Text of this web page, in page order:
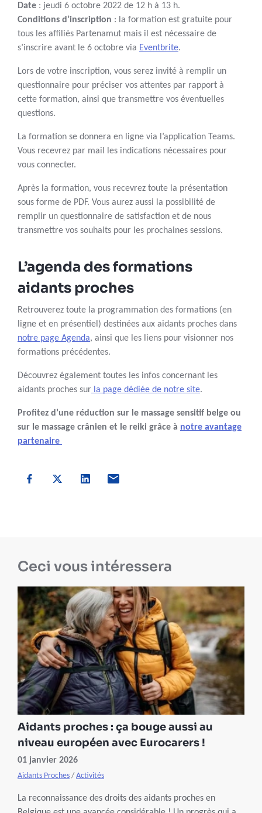
Date : jeudi 6 octobre 2022 de 12 h à 13 h.
Conditions d’inscription : la formation est gratuite pour
tous les affiliés Partenamut mais il est nécessaire de
s’inscrire avant le 6 octobre via Eventbrite.
Lors de votre inscription, vous serez invité à remplir un
questionnaire pour préciser vos attentes par rapport à
cette formation, ainsi que transmettre vos éventuelles
questions.
La formation se donnera en ligne via l’application Teams.
Vous recevrez par mail les indications nécessaires pour
vous connecter.
Après la formation, vous recevrez toute la présentation
sous forme de PDF. Vous aurez aussi la possibilité de
remplir un questionnaire de satisfaction et de nous
transmettre vos souhaits pour les prochaines sessions.
L’agenda des formations
aidants proches
Retrouverez toute la programmation des formations (en
ligne et en présentiel) destinées aux aidants proches dans
notre page Agenda, ainsi que les liens pour visionner nos
formations précédentes.
Découvrez également toutes les infos concernant les
aidants proches sur la page dédiée de notre site.
Profitez d’une réduction sur le massage sensitif belge ou
sur le massage crânien et le reiki grâce à notre avantage
partenaire
Ceci vous intéressera
Aidants proches : ça bouge aussi au
niveau européen avec Eurocarers !
01 janvier 2026
Aidants Proches / Activités
La reconnaissance des droits des aidants proches en